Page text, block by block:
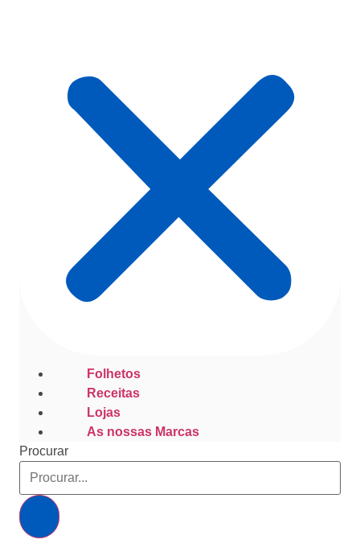
Folhetos
Receitas
Lojas
As nossas Marcas
Procurar